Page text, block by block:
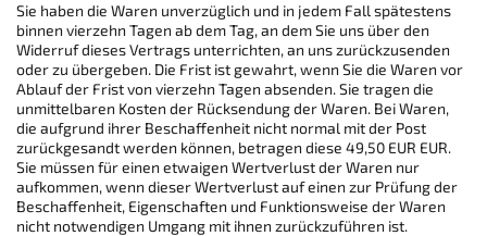
Sie haben die Waren unverzüglich und in jedem Fall spätestens
binnen vierzehn Tagen ab dem Tag, an dem Sie uns über den
Widerruf dieses Vertrags unterrichten, an uns zurückzusenden
oder zu übergeben. Die Frist ist gewahrt, wenn Sie die Waren vor
Ablauf der Frist von vierzehn Tagen absenden. Sie tragen die
unmittelbaren Kosten der Rücksendung der Waren. Bei Waren,
die aufgrund ihrer Beschaffenheit nicht normal mit der Post
zurückgesandt werden können, betragen diese 49,50 EUR EUR.
Sie müssen für einen etwaigen Wertverlust der Waren nur
aufkommen, wenn dieser Wertverlust auf einen zur Prüfung der
Beschaffenheit, Eigenschaften und Funktionsweise der Waren
nicht notwendigen Umgang mit ihnen zurückzuführen ist.